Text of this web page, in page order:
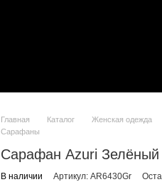
Главная Каталог Женская одежда
Сарафаны
Сарафан Azuri Зелёный
В наличии Артикул: AR6430Gr